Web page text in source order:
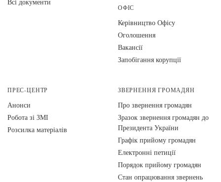
ОФІС
Керівництво Офісу
Оголошення
Вакансії
Запобігання корупції
ПРЕС-ЦЕНТР
Анонси
Робота зі ЗМІ
Розсилка матеріалів
ЗВЕРНЕННЯ ГРОМАДЯН
Про звернення громадян
Зразок звернення громадян до
Президента України
Графік прийому громадян
Електронні петиції
Порядок прийому громадян
Стан опрацювання звернень